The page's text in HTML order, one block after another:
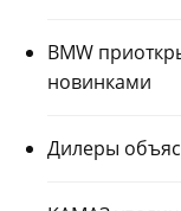
BMW
новинками
Дилеры